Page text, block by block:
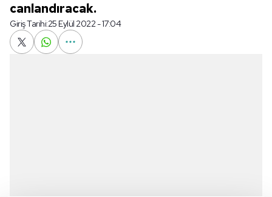
canlandıracak.
Giriş Tarihi:25 Eylül 2022 - 17:04